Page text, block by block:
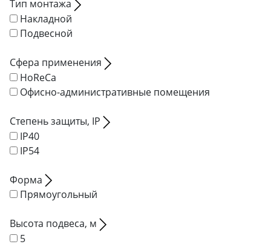
Тип монтажа
Накладной
Подвесной
Сфера применения
HoReCa
Офисно-административные помещения
Степень защиты, IP
IP40
IP54
Форма
Прямоугольный
Высота подвеса, м
5